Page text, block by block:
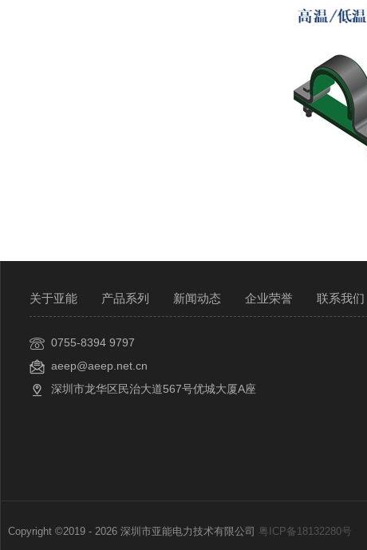
关于亚能 产品系列 新闻动态 企业荣誉 联系我们
0755-8394 9797
aeep@aeep.net.cn
深圳市龙华区民治大道567号优城大厦A座
Copyright ©2019 - 2026 深圳市亚能电力技术有限公司 粤ICP备18132280号